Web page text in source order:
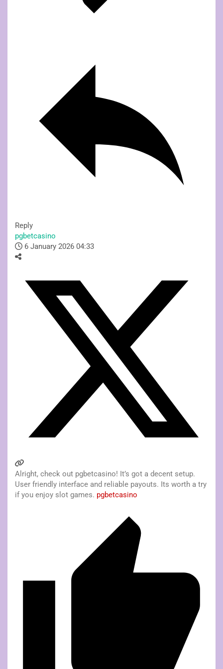
Reply
pgbetcasino
6 January 2026 04:33
Alright, check out pgbetcasino! It’s got a decent setup.
User friendly interface and reliable payouts. Its worth a try
if you enjoy slot games. pgbetcasino